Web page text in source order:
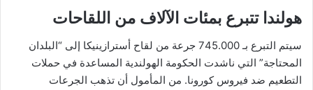
هولندا تتبرع بمئات الآلاف من اللقاحات
سيتم التبرع بـ 745.000 جرعة من لقاح أسترازينيكا إلى “البلدان
المحتاجة” التي ناشدت الحكومة الهولندية المساعدة في حملات
التطعيم ضد فيروس كورونا. من المأمول أن تذهب الجرعات